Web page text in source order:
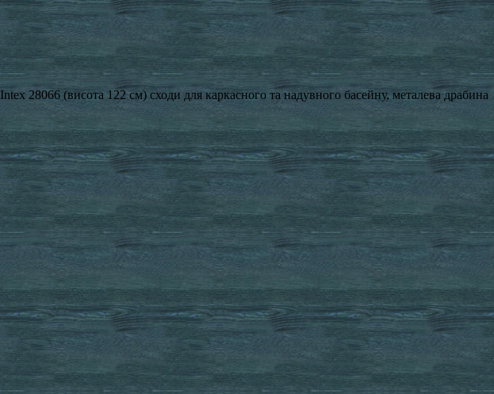
Intex 28066 (висота 122 см) сходи для каркасного та надувного басейну, металева драбина